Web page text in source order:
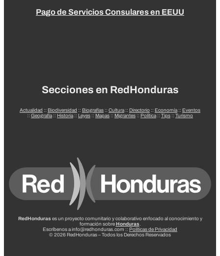
Pago de Servicios Consulares en EEUU
Secciones en RedHonduras
Actualidad :: Biodiversidad :: Biografías :: Cultura :: Directorio :: Economía :: Eventos
:: Geografía :: Historia :: Leyes :: Mapas :: Migrantes :: Política :: Tips :: Turismo
RedHonduras es un proyecto comunitario y colaborativo enfocado al conocimiento y
formación sobreHonduras.
Escríbenos a info@redhonduras.com :: Políticas de Privacidad
© 2026 RedHonduras – Todos los Derechos Reservados